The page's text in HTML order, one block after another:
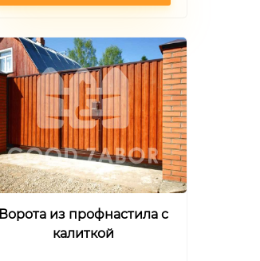
Ворота из профнастила с
калиткой